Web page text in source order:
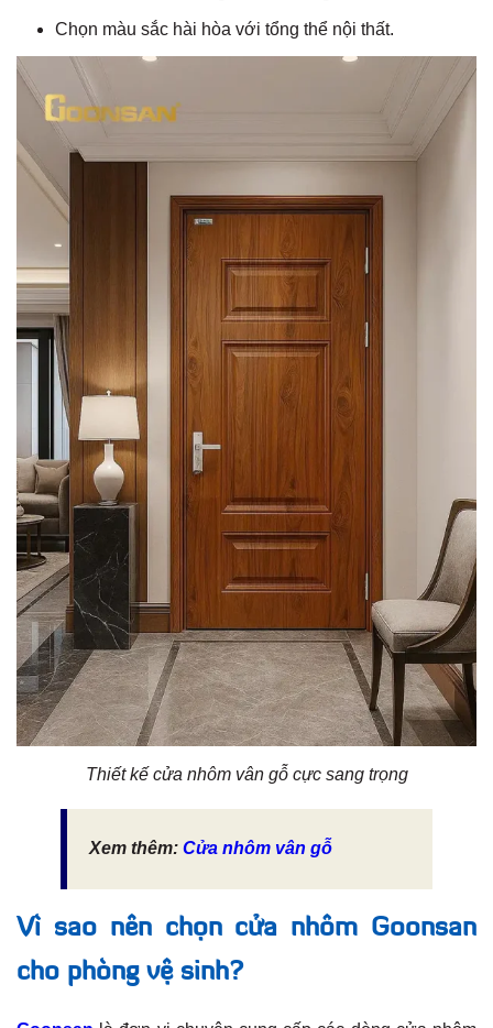
Chọn màu sắc hài hòa với tổng thể nội thất.
Thiết kế cửa nhôm vân gỗ cực sang trọng
Xem thêm: Cửa nhôm vân gỗ
Vì sao nên chọn cửa nhôm Goonsan
cho phòng vệ sinh?